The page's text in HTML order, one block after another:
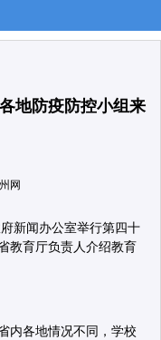
地防疫防控小组来
网
新闻办公室举行第四十
教育厅负责人介绍教育
内各地情况不同，学校